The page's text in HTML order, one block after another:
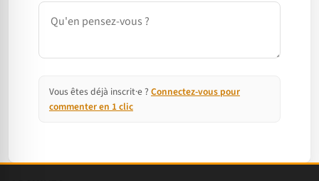
Commentaire
Vous êtes déjà inscrit·e ? Connectez-vous pour
commenter en 1 clic